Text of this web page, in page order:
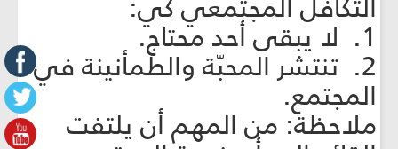
1. لا يبقى أحد محتاج.
2. تنتشر المحبّة والطمأنينة في
المجتمع.
ملاحظة: من المهم أن يلتفت